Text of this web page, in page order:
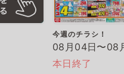
今週のチラシ！
08月04日〜08
本日終了